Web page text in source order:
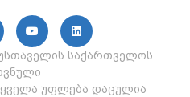
საქართველოს
უფლება დაცულია